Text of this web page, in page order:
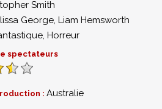
Smith
George, Liam Hemsworth
, Horreur
spectateurs
: Australie